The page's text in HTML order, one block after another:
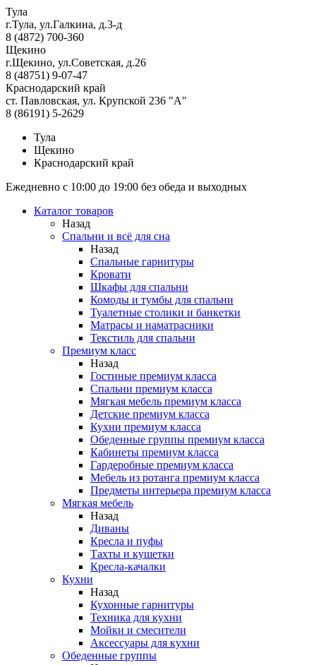
Тула
г.Тула, ул.Галкина, д.3-д
8 (4872) 700-360
Щекино
г.Щекино, ул.Советская, д.26
8 (48751) 9-07-47
Краснодарский край
ст. Павловская, ул. Крупской 236 "А"
8 (86191) 5-2629
Тула
Щекино
Краснодарский край
Ежедневно с 10:00 до 19:00 без обеда и выходных
Каталог товаров
Назад
Спальни и всё для сна
Назад
Спальные гарнитуры
Кровати
Шкафы для спальни
Комоды и тумбы для спальни
Туалетные столики и банкетки
Матрасы и наматрасники
Текстиль для спальни
Премиум класс
Назад
Гостиные премиум класса
Спальни премиум класса
Мягкая мебель премиум класса
Детские премиум класса
Кухни премиум класса
Обеденные группы премиум класса
Кабинеты премиум класса
Гардеробные премиум класса
Мебель из ротанга премиум класса
Предметы интерьера премиум класса
Мягкая мебель
Назад
Диваны
Кресла и пуфы
Тахты и кушетки
Кресла-качалки
Кухни
Назад
Кухонные гарнитуры
Техника для кухни
Мойки и смесители
Аксессуары для кухни
Обеденные группы